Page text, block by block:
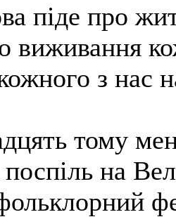
піде про
виживання
з нас
тому
поспіль на